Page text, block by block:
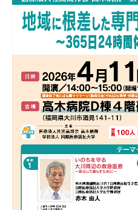
病院紹介
医療関係者の方へ
当院のがん診療
採用情報
研修医募集
専攻医募集